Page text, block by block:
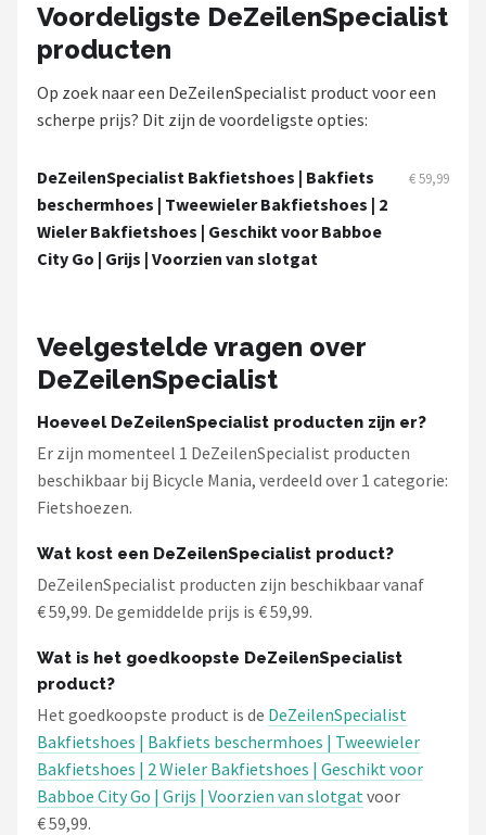
BBB Cycling
Schwalbe
Voltano
Shimano
Cortina
Voordeligste DeZeilenSpecialist
producten
Op zoek naar een DeZeilenSpecialist product voor een
scherpe prijs? Dit zijn de voordeligste opties:
DeZeilenSpecialist Bakfietshoes | Bakfiets
beschermhoes | Tweewieler Bakfietshoes | 2
Wieler Bakfietshoes | Geschikt voor Babboe
City Go | Grijs | Voorzien van slotgat
€ 59,99
Veelgestelde vragen over
DeZeilenSpecialist
Hoeveel DeZeilenSpecialist producten zijn er?
Er zijn momenteel 1 DeZeilenSpecialist producten
beschikbaar bij Bicycle Mania, verdeeld over 1 categorie:
Fietshoezen.
Wat kost een DeZeilenSpecialist product?
DeZeilenSpecialist producten zijn beschikbaar vanaf
€ 59,99. De gemiddelde prijs is € 59,99.
Wat is het goedkoopste DeZeilenSpecialist
product?
Het goedkoopste product is de DeZeilenSpecialist
Bakfietshoes | Bakfiets beschermhoes | Tweewieler
Bakfietshoes | 2 Wieler Bakfietshoes | Geschikt voor
Babboe City Go | Grijs | Voorzien van slotgatvoor
€ 59,99.